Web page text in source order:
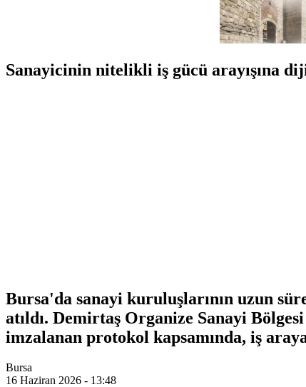
Sanayicinin nitelikli iş gücü arayışına
Bursa'da sanayi kuruluşlarının uzun
atıldı. Demirtaş Organize Sanayi
imzalanan protokol kapsamında, iş
Bursa
16 Haziran 2026 - 13:48